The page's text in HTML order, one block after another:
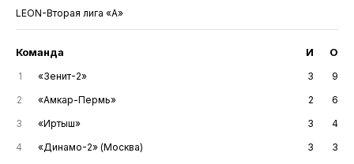
LEON-Вторая лига «А»
Команда И О
1 «Зенит-2» 3
9
2
«Амкар-Пермь» 2
6
3
«Иртыш» 3
4
4
«Динамо-2» (Москва) 3
3